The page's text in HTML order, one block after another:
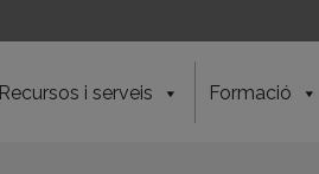
Recursos i serveis Formació